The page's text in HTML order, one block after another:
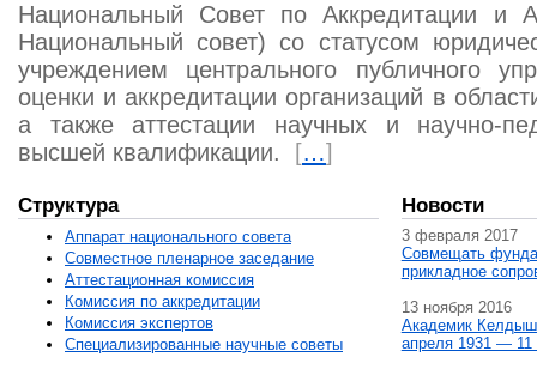
Национальный Совет по Аккредитации и
Национальный совет) со статусом
учреждением центрального публичного
оценки и аккредитации организаций в
а также аттестации научных и научно-
высшей квалификации.
[…]
Структура
Аппарат национального совета
Совместное пленарное заседание
Аттестационная комисcия
Комиссия по аккредитации
Комиссия экспертов
Специализированные научные советы
Новости
3 февраля 2017
Совмещать
прикладное
13 ноября 2016
Академик
апреля 1931 — 11